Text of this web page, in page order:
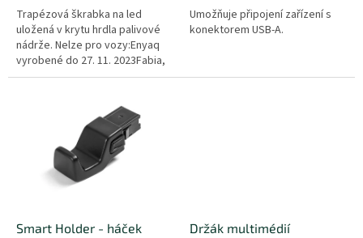
Trapézová škrabka na led
uložená v krytu hrdla palivové
nádrže. Nelze pro vozy:Enyaq
vyrobené do 27. 11. 2023Fabia,
Scala a Kamiq vyrobené do 29.
Umožňuje připojení zařízení s
konektorem USB-A.
Smart Holder - háček Držák multimédií